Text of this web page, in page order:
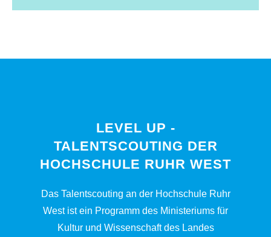
LEVEL UP -
TALENTSCOUTING DER
HOCHSCHULE RUHR WEST
Das Talentscouting an der Hochschule Ruhr
West ist ein Programm des Ministeriums für
Kultur und Wissenschaft des Landes